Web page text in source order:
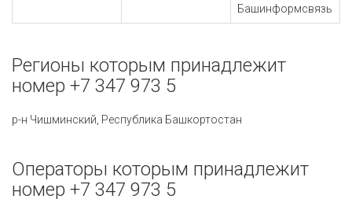
Башинформсвязь
Регионы которым принадлежит
номер +7 347 973 5
р-н Чишминский, Республика Башкортостан
Операторы которым принадлежит
номер +7 347 973 5